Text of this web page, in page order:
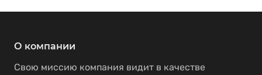
О компании
Свою миссию компания видит в качестве